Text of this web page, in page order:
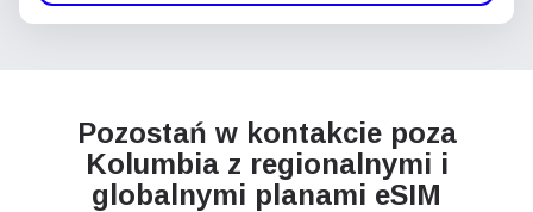
Pozostań w kontakcie poza
Kolumbia z regionalnymi i
globalnymi planami eSIM